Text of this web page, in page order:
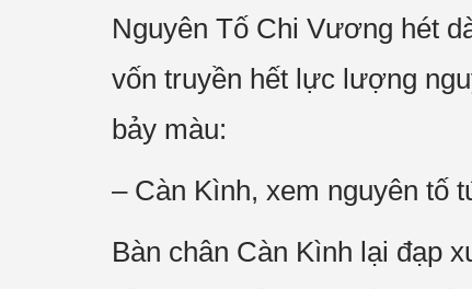
Nguyên Tố Chi Vương hét
vốn truyền hết lực lượng
bảy màu:
– Càn Kình, xem nguyên tố
Bàn chân Càn Kình lại đạp